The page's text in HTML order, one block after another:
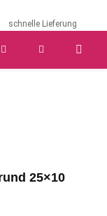
schnelle Lieferung
25×10